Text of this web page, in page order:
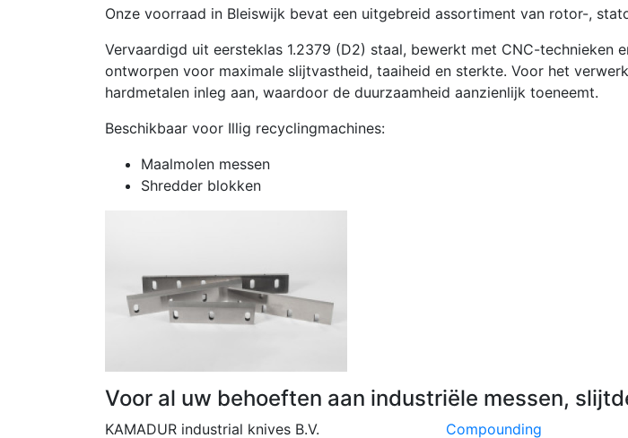
Onze voorraad in Bleiswijk bevat een uitgebreid assortiment van rotor-,
Vervaardigd uit eersteklas 1.2379 (D2) staal, bewerkt met CNC-technieken
ontworpen voor maximale slijtvastheid, taaiheid en sterkte. Voor het
hardmetalen inleg aan, waardoor de duurzaamheid aanzienlijk toeneemt.
Beschikbaar voor Illig recyclingmachines:
Maalmolen messen
Shredder blokken
Voor al uw behoeften aan industriële messen,
KAMADUR industrial knives B.V. Compounding